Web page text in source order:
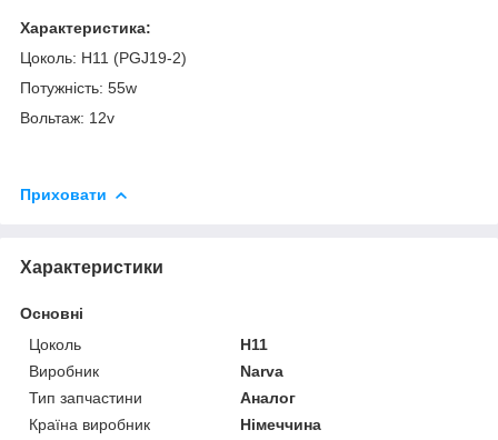
Характеристика:
Цоколь: Н11 (PGJ19-2)
Потужність: 55w
Вольтаж: 12v
Приховати
Характеристики
Основні
Цоколь
H11
Виробник
Narva
Тип запчастини
Аналог
Країна виробник
Німеччина